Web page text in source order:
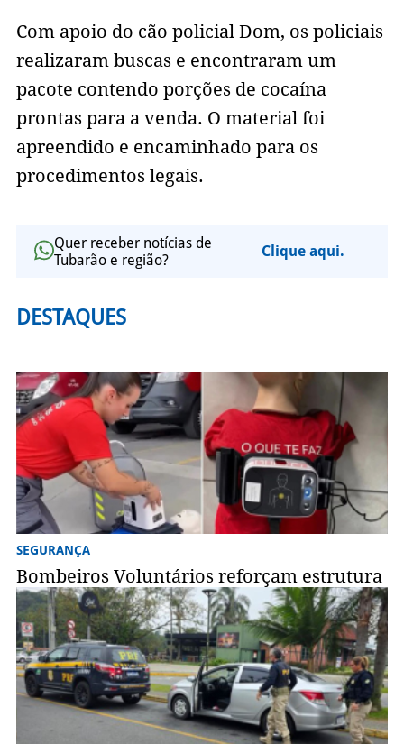
Com apoio do cão policial Dom, os policiais
realizaram buscas e encontraram um
pacote contendo porções de cocaína
prontas para a venda. O material foi
apreendido e encaminhado para os
procedimentos legais.
Quer receber notícias de
Tubarão e região?
Clique aqui.
DESTAQUES
SEGURANÇA
Bombeiros Voluntários reforçam estrutura